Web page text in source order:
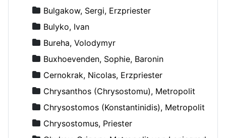
Bulgakow, Sergi, Erzpriester
Bulyko, Ivan
Bureha, Volodymyr
Buxhoevenden, Sophie, Baronin
Cernokrak, Nicolas, Erzpriester
Chrysanthos (Chrysostomu), Metropolit
Chrysostomos (Konstantinidis), Metropolit
Chrysostomus, Priester